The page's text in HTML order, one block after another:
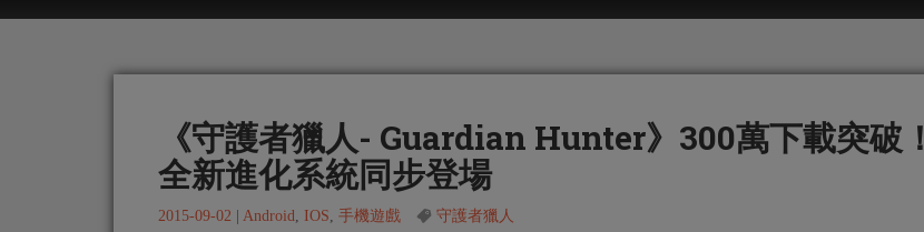
《守護者獵人- Guardian Hunter》300萬下載突破！
全新進化系統同步登場
2015-09-02 Android, IOS, 手機遊戲 守護者獵人